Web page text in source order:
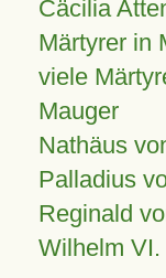
Cäcilia
Märtyrer in
viele
Mauger
Nathäus
Palladius
Reginald
Wilhelm